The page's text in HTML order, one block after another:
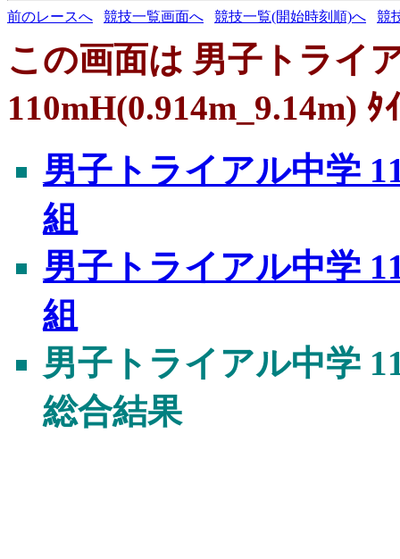
前のレースへ 競技一覧画面へ 競技一覧(開始時刻順)へ 競
この画面は 男子トライ
110mH(0.914m_9.14m)
男子トライアル中学
組
男子トライアル中学
組
男子トライアル中学
総合結果